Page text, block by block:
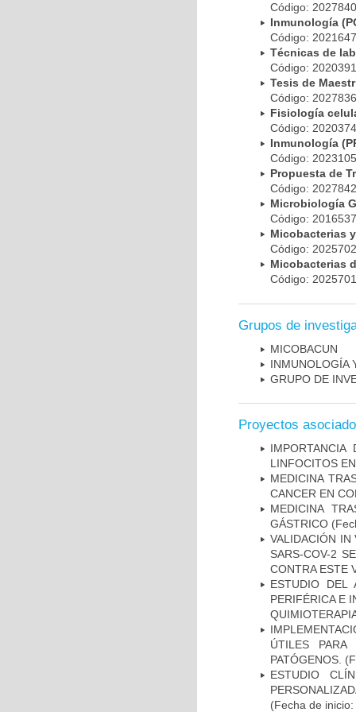
Código:
Inmunología
Código:
Técnicas de
Código:
Tesis de
Código:
Fisiología
Código:
Inmunología
Código:
Propuesta de
Código:
Microbiología
Código:
Micobacterias
Código:
Micobacterias
Código:
Grupos de
MICOBAC­UN
INMUNOLOGÍA
GRUPO DE
Proyectos
LINFOCITOS
MEDICINA
CANCER EN
MEDICINA
GÁSTRICO
VALIDACIÓN IN
SARS-COV-2
CONTRA ESTE
ESTUDIO DEL
PERIFÉRICA E
ÚTILES
PATÓGENOS.
ESTUDIO
(Fecha de